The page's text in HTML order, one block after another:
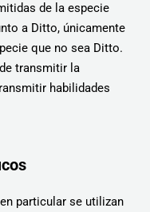
de la especie
a Ditto, únicamente
que no sea Ditto.
transmitir la
habilidades
particular se utilizan